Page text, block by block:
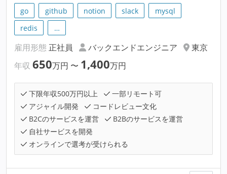
go github notion slack
mysql
redis
…
雇用形態 正社員 バックエンドエンジニア
東京
年収 650万円 〜 1,400万円
下限年収500万円以上
一部リモート可
アジャイル開発
コードレビュー文化
B2Cのサービスを運営
B2Bのサービスを運営
自社サービスを開発
オンラインで選考が受けられる